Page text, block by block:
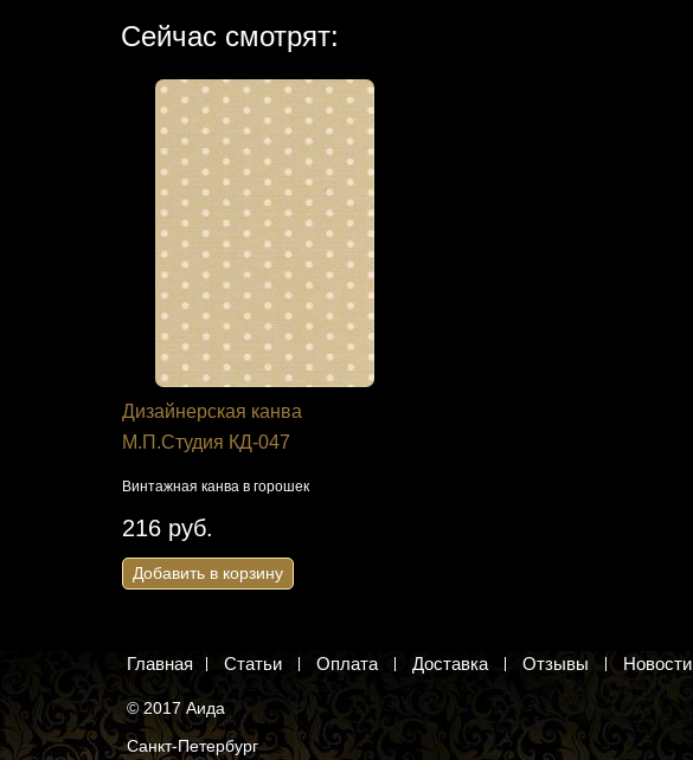
Сейчас смотрят:
Дизайнерская канва
М.П.Студия КД-047
Винтажная канва в горошек
216 руб.
Добавить в корзину
Главная Статьи Оплата Доставка Отзывы Новости
© 2017 Аида
Санкт-Петербург